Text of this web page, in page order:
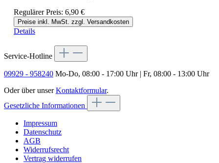
Regulärer Preis: 6,90 €
Preise inkl. MwSt. zzgl. Versandkosten
Details
Service-Hotline
09929 - 958240 Mo-Do, 08:00 - 17:00 Uhr | Fr, 08:00 - 13:00 Uhr
Oder über unserKontaktformular.
Gesetzliche Informationen
Impressum
Datenschutz
AGB
Widerrufsrecht
Vertrag widerrufen